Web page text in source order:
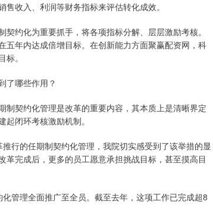
收入、利润等财务指标来评估转化成效。
约化为重要抓手，将各项指标分解、层层激励考核。
年内达成倍增目标。在创新能力方面聚赢配资网，科
。
了哪些作用？
契约化管理是改革的重要内容，其本质上是清晰界定
闭环考核激励机制。
的任期制契约化管理，我院切实感受到了该举措的显
完成后，更多的员工愿意承担挑战目标，甚至摸高目
理全面推广至全员。截至去年，这项工作已完成超8